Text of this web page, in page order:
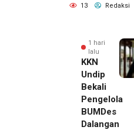
13 Redaksi
1 hari
lalu
KKN
Undip
Bekali
Pengelola
BUMDes
Dalangan